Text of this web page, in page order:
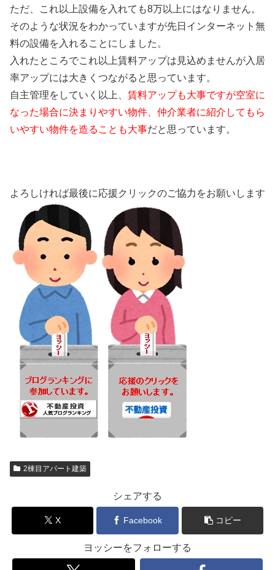
ただ、これ以上設備を入れても8万以上にはなりません。
そのような状況をわかっていますが先日インターネット無
料の設備を入れることにしました。
入れたところでこれ以上賃料アップは見込めませんが入居
率アップには大きくつながると思っています。
自主管理をしていく以上、 賃料アップも大事ですが空室に
なった場合に決まりやすい物件、仲介業者に紹介してもら
いやすい物件を造ることも大事だと思っています。
よろしければ最後に応援クリックのご協力をお願いします
2棟目アパート建築
シェアする
X Facebook コピー
ヨッシーをフォローする